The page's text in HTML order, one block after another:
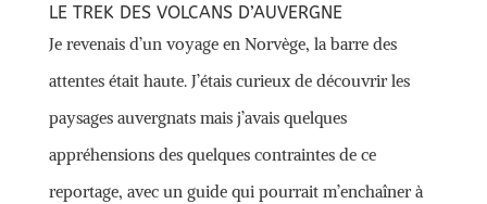
LE TREK DES VOLCANS D’AUVERGNE
Je revenais d’un voyage en Norvège, la barre des
attentes était haute. J’étais curieux de découvrir les
paysages auvergnats mais j’avais quelques
appréhensions des quelques contraintes de ce
reportage, avec un guide qui pourrait m’enchaîner à